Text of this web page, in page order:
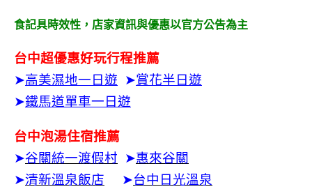
食記具時效性， 店家資訊與優惠以官方公告為主
台中超優惠好玩行程推薦
➤高美濕地一日遊 ➤賞花半日遊
➤鐵馬道單車一日遊
台中泡湯住宿推薦
➤谷關統一渡假村 ➤惠來谷關
➤清新溫泉飯店 ➤台中日光溫泉